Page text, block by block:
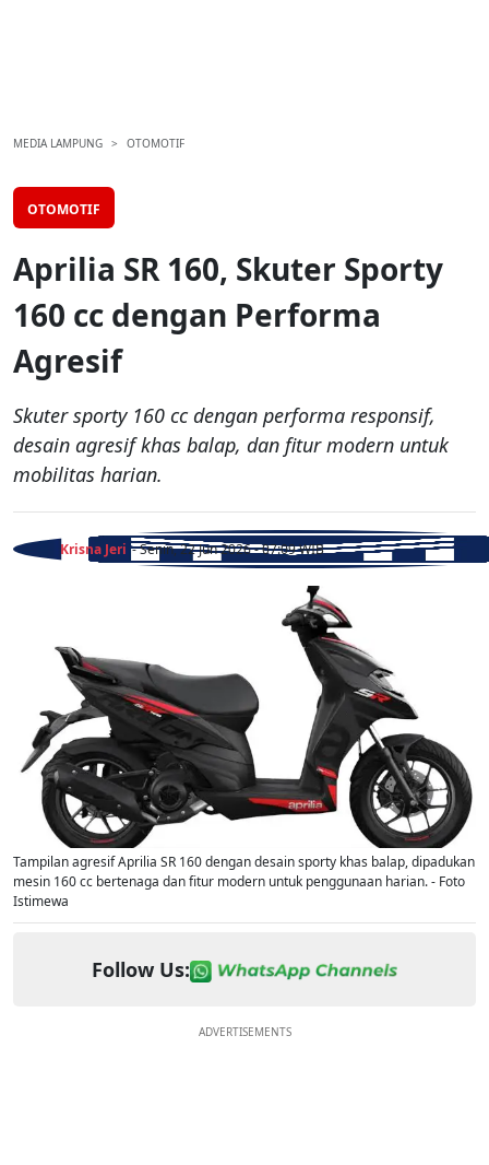
MEDIA LAMPUNG OTOMOTIF
OTOMOTIF
Aprilia SR 160, Skuter Sporty
160 cc dengan Performa
Agresif
Skuter sporty 160 cc dengan performa responsif,
desain agresif khas balap, dan fitur modern untuk
mobilitas harian.
Krisna Jeri - Senin, 22 Jun 2026 - 07:09 WIB
Tampilan agresif Aprilia SR 160 dengan desain sporty khas balap, dipadukan
mesin 160 cc bertenaga dan fitur modern untuk penggunaan harian. - Foto
Istimewa
Follow Us:
ADVERTISEMENTS